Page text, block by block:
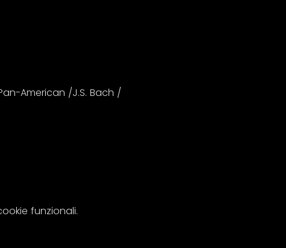
American /J.S. Bach /
funzionali.